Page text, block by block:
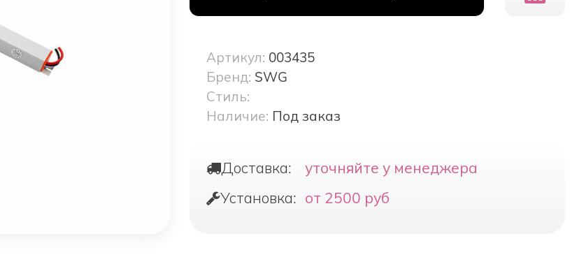
Артикул: 003435
Бренд: SWG
Стиль:
Наличие: Под заказ
Доставка:
уточняйте у менеджера
Установка: от 2500 руб